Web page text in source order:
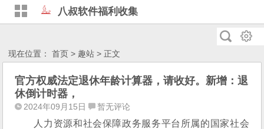
八叔软件福利收集
现在位置：首页 > 趣站 > 正文
官方权威法定退休年龄计算器，请收好。新增：退
休倒计时器，
2024年09月15日 暂无评论
人力资源和社会保障政务服务平台所属的国家社会